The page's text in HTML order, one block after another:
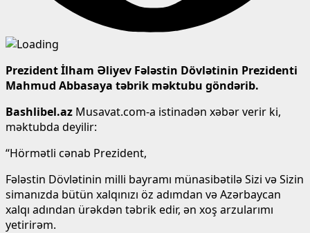
Prezident İlham Əliyev Fələstin Dövlətinin Prezidenti
Mahmud Abbasaya təbrik məktubu göndərib.
Bashlibel.az Musavat.com-a istinadən xəbər verir ki,
məktubda deyilir:
“Hörmətli cənab Prezident,
Fələstin Dövlətinin milli bayramı münasibətilə Sizi və Sizin
simanızda bütün xalqınızı öz adımdan və Azərbaycan
xalqı adından ürəkdən təbrik edir, ən xoş arzularımı
yetirirəm.